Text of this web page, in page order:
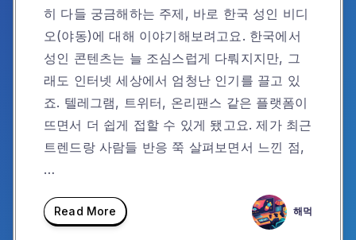
히 다들 궁금해하는 주제, 바로 한국 성인 비디
오(야동)에 대해 이야기해보려고요. 한국에서
성인 콘텐츠는 늘 조심스럽게 다뤄지지만, 그
래도 인터넷 세상에서 엄청난 인기를 끌고 있
죠. 텔레그램, 트위터, 온리팬스 같은 플랫폼이
뜨면서 더 쉽게 접할 수 있게 됐고요. 제가 최근
트렌드랑 사람들 반응 쭉 살펴보면서 느낀 점,
…
Read More 해먹